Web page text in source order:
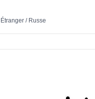
Étranger / Russe